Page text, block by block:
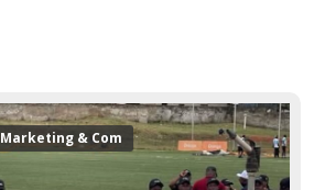
Marketing & Com